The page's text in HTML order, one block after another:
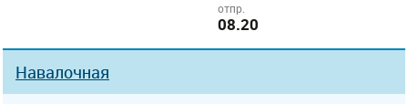
отпр.
08.20
Навалочная